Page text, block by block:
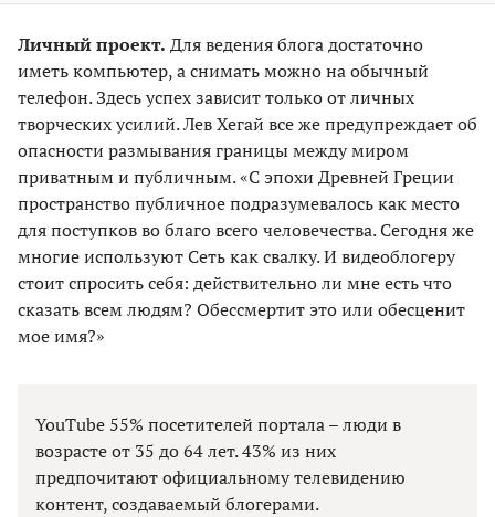
Личный проект. Для ведения блога достаточно
иметь компьютер, а снимать можно на обычный
телефон. Здесь успех зависит только от личных
творческих усилий. Лев Хегай все же предупреждает об
опасности размывания границы между миром
приватным и публичным. «С эпохи Древней Греции
пространство публичное подразумевалось как место
для поступков во благо всего человечества. Сегодня же
многие используют Сеть как свалку. И видеоблогеру
стоит спросить себя: действительно ли мне есть что
сказать всем людям? Обессмертит это или обесценит
мое имя?»
YouTube 55% посетителей портала – люди в
возрасте от 35 до 64 лет. 43% из них
предпочитают официальному телевидению
контент, создаваемый блогерами.